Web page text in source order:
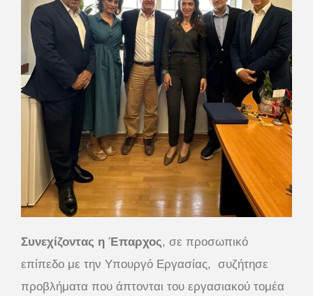
Συνεχίζοντας η Έπαρχος, σε προσωπικό
επίπεδο με την Υπουργό Εργασίας, συζήτησε
προβλήματα που άπτονται του εργασιακού τομέα